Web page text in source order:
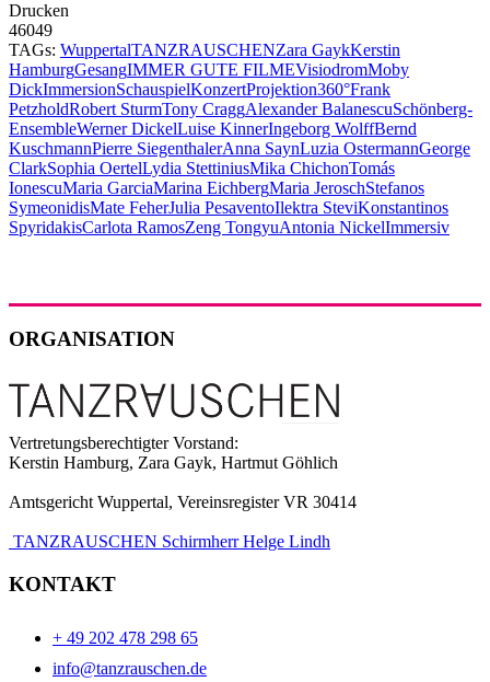
Drucken
46049
TAGs: WuppertalTANZRAUSCHENZara GaykKerstin
HamburgGesangIMMER GUTE FILMEVisiodromMoby
DickImmersionSchauspielKonzertProjektion360°Frank
PetzholdRobert SturmTony CraggAlexander BalanescuSchönberg-
EnsembleWerner DickelLuise KinnerIngeborg WolffBernd
KuschmannPierre SiegenthalerAnna SaynLuzia OstermannGeorge
ClarkSophia OertelLydia StettiniusMika ChichonTomás
IonescuMaria GarciaMarina EichbergMaria JeroschStefanos
SymeonidisMate FeherJulia PesaventoIlektra SteviKonstantinos
SpyridakisCarlota RamosZeng TongyuAntonia NickelImmersiv
ORGANISATION
Vertretungsberechtigter Vorstand:
Kerstin Hamburg, Zara Gayk, Hartmut Göhlich
Amtsgericht Wuppertal, Vereinsregister VR 30414
TANZRAUSCHEN Schirmherr Helge Lindh
KONTAKT
+ 49 202 478 298 65
info@tanzrauschen.de